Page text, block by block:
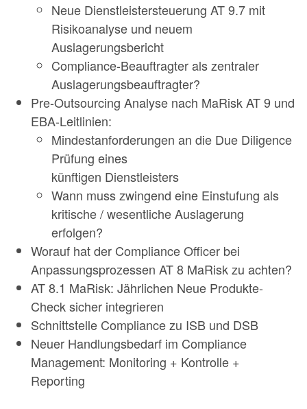
Neue Dienstleistersteuerung AT 9.7 mit
Risikoanalyse und neuem
Auslagerungsbericht
Compliance-Beauftragter als zentraler
Auslagerungsbeauftragter?
Pre-Outsourcing Analyse nach MaRisk AT 9 und
EBA-Leitlinien:
Mindestanforderungen an die Due Diligence
Prüfung eines
künftigen Dienstleisters
Wann muss zwingend eine Einstufung als
kritische / wesentliche Auslagerung
erfolgen?
Worauf hat der Compliance Officer bei
Anpassungsprozessen AT 8 MaRisk zu achten?
AT 8.1 MaRisk: Jährlichen Neue Produkte-
Check sicher integrieren
Schnittstelle Compliance zu ISB und DSB
Neuer Handlungsbedarf im Compliance
Management: Monitoring + Kontrolle +
Reporting